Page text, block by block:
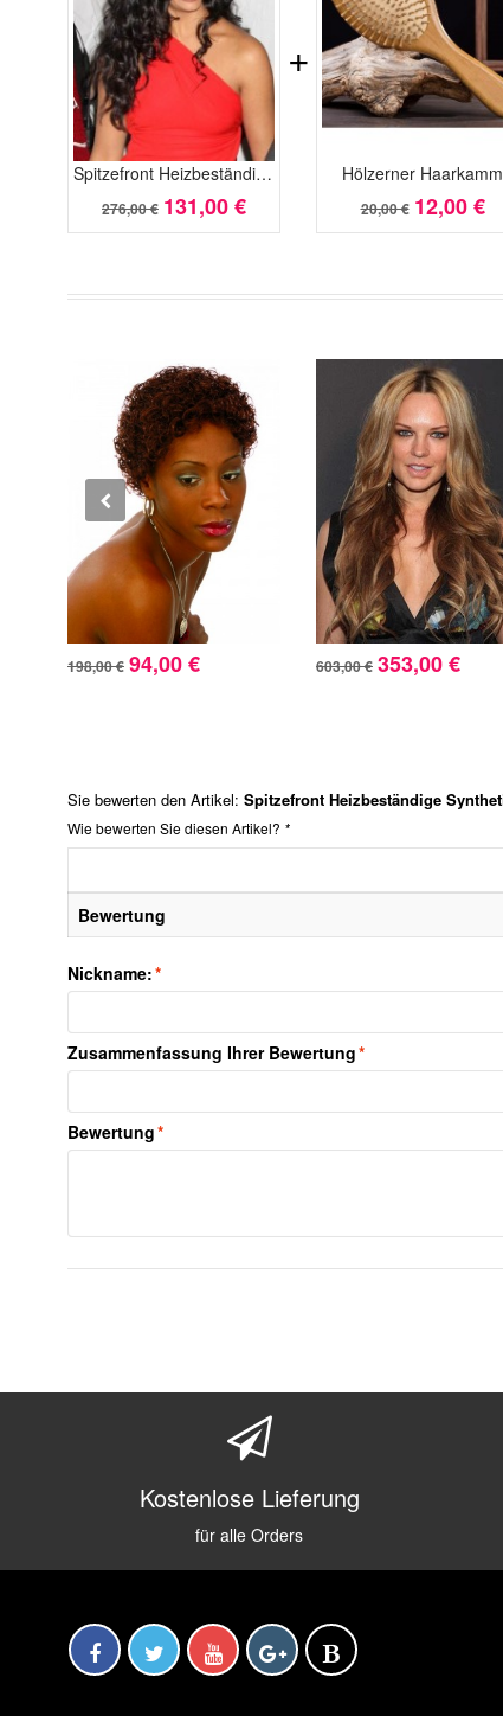
Spitzefront Heizbeständige Synthetik Neue Stil Wellig Perücke
276,00 € 131,00 €
Hölzerner Haarkamm
20,00 € 12,00 €
+
198,00 € 94,00 € 603,00 € 353,00 €
Sie bewerten den Artikel: Spitzefront Heizbeständige
Wie bewerten Sie diesen Artikel? *
Bewertung
*
Nickname:
*
Zusammenfassung Ihrer Bewertung
*
Bewertung
Kostenlose Lieferung
für alle Orders